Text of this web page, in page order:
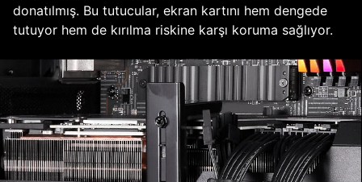
donatılmış. Bu tutucular, ekran kartını hem dengede
tutuyor hem de kırılma riskine karşı koruma sağlıyor.